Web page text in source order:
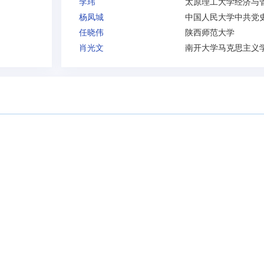
杨凤城
任晓伟
陕西师范大学
肖光文
南开大学马克思主义